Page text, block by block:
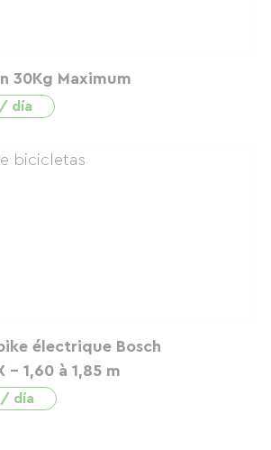
30Kg Maximum
día
électrique Bosch
– 1,60 à 1,85 m
/ día